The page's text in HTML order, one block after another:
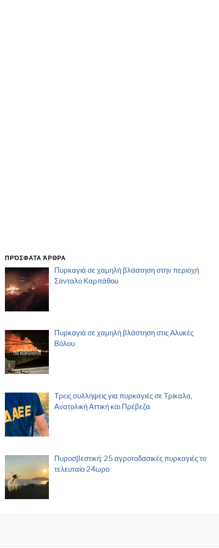
ΠΡΌΣΦΑΤΑ ΆΡΘΡΑ
Πυρκαγιά σε χαμηλή βλάστηση στην περιοχή
Σάνταλο Καρπάθου
Πυρκαγιά σε χαμηλή βλάστηση στις Αλυκές
Βόλου
Τρεις συλλήψεις για πυρκαγιές σε Τρίκαλα,
Ανατολική Αττική και Πρέβεζα
Πυροσβεστική: 25 αγροτοδασικές πυρκαγιές το
τελευταίο 24ωρο